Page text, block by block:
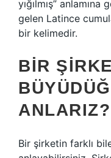
yığılmış”
gelen Latince
bir kelimedir.
BIR
ANLARIZ?
Bir şirketin farklı